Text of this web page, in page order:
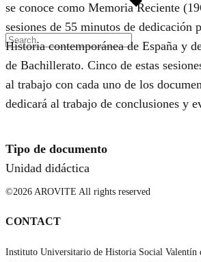
se conoce como Memoria Reciente
sesiones de 55 minutos de dedicación
Historia contemporánea de España y
de Bachillerato. Cinco de estas
al trabajo con cada uno de los
dedicará al trabajo de conclusiones y
Tipo de documento
Unidad didáctica
©2026 AROVITE All rights reserved
CONTACT
Instituto Universitario de Historia Social Valentín